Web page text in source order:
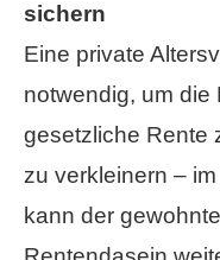
sichern
Eine private
notwendig, um die
gesetzliche Rente
zu verkleinern –
kann der